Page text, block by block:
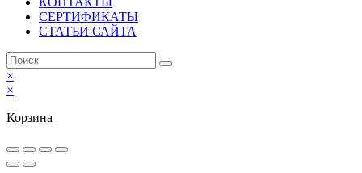
СЕРТИФИКАТЫ
СТАТЬИ САЙТА
×
×
Корзина